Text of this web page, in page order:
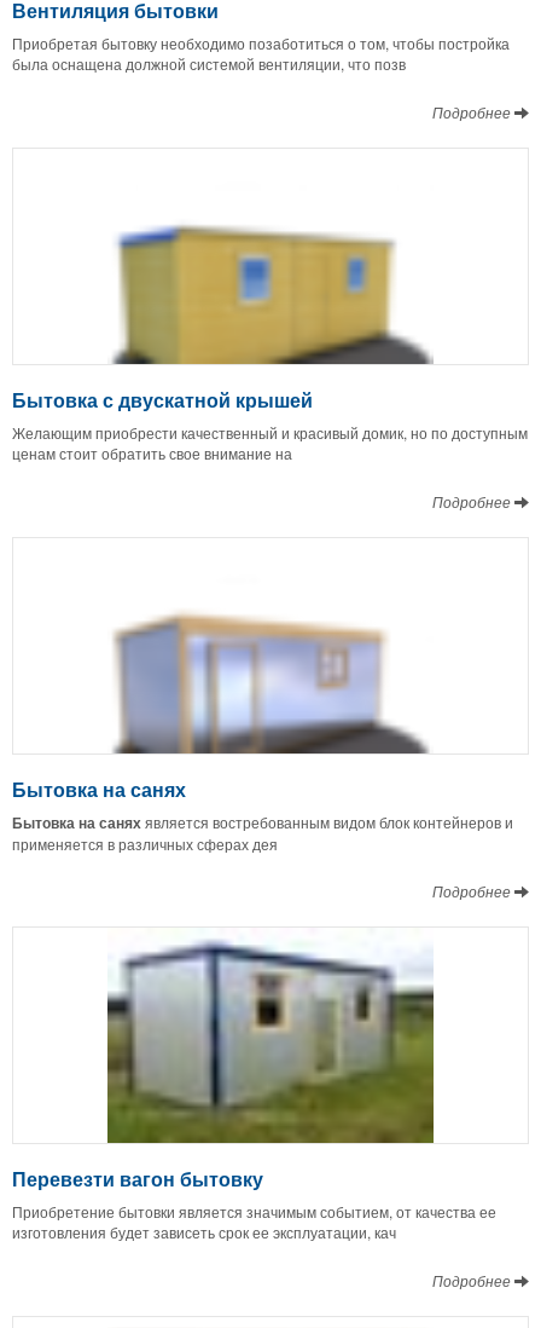
Вентиляция бытовки
Приобретая бытовку необходимо позаботиться о том, чтобы постройка
была оснащена должной системой вентиляции, что позв
Подробнее
Бытовка с двускатной крышей
Желающим приобрести качественный и красивый домик, но по доступным
ценам стоит обратить свое внимание на
Подробнее
Бытовка на санях
Бытовка на саняхявляется востребованным видом блок контейнеров и
применяется в различных сферах дея
Подробнее
Перевезти вагон бытовку
Приобретение бытовки является значимым событием, от качества ее
изготовления будет зависеть срок ее эксплуатации, кач
Подробнее